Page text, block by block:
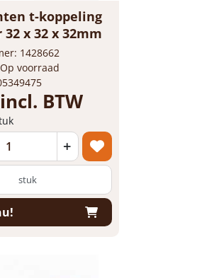
t-koppeling
x 32 x 32mm
1428662
voorraad
BTW
+
stuk